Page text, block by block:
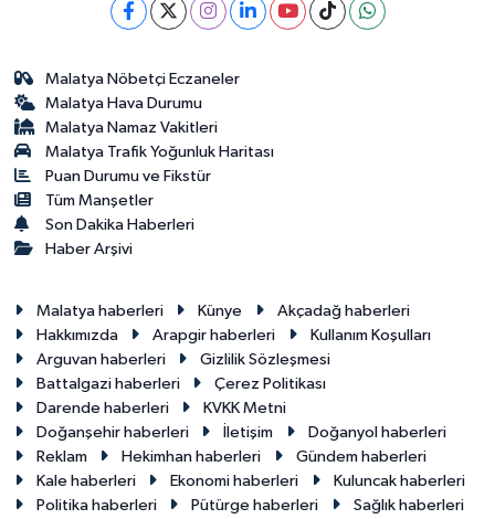
Malatya Nöbetçi Eczaneler
Malatya Hava Durumu
Malatya Namaz Vakitleri
Malatya Trafik Yoğunluk Haritası
Puan Durumu ve Fikstür
Tüm Manşetler
Son Dakika Haberleri
Haber Arşivi
Malatya haberleri Künye
Akçadağ haberleri
Hakkımızda
Arapgir haberleri
Kullanım Koşulları
Arguvan haberleri
Gizlilik Sözleşmesi
Battalgazi haberleri
Çerez Politikası
Darende haberleri
KVKK Metni
Doğanşehir haberleri
İletişim
Doğanyol haberleri
Reklam
Hekimhan haberleri
Gündem haberleri
Kale haberleri
Ekonomi haberleri
Kuluncak haberleri
Politika haberleri
Pütürge haberleri Sağlık haberleri